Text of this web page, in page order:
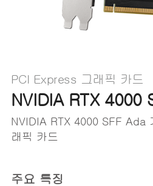
PCI Express 그래픽 카드
NVIDIA RTX 4000
NVIDIA RTX 4000 SFF Ada
래픽 카드
주요 특징